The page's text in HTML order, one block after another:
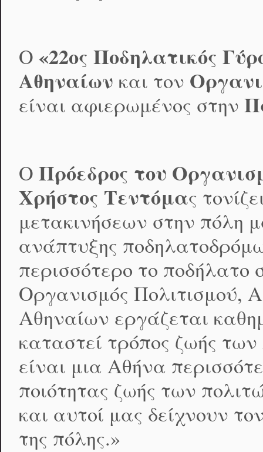
Ο «22ος Ποδηλατικός
Αθηναίων και τον
είναι αφιερωμένος στην
Ο Πρόεδρος του
Χρήστος Τεντόμας
μετακινήσεων στην πόλη
ανάπτυξης
περισσότερο το ποδήλατο
Οργανισμός Πολιτισμού,
Αθηναίων εργάζεται
καταστεί τρόπος ζωής
είναι μια Αθήνα
ποιότητας ζωής των
και αυτοί μας δείχνουν
της πόλης.»